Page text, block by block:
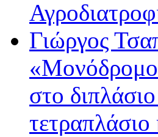
Γιώργος
στο
τετραπλάσιο